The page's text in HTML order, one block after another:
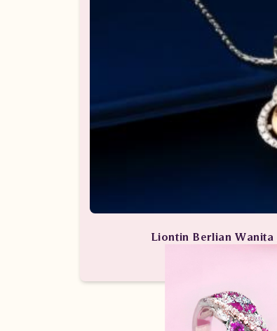
Liontin Berlian Wanita
Perhiasan Berlian /